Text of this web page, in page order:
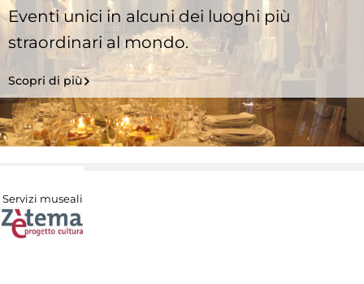
Eventi unici in alcuni dei luoghi più
straordinari al mondo.
Scopri di più
Servizi museali